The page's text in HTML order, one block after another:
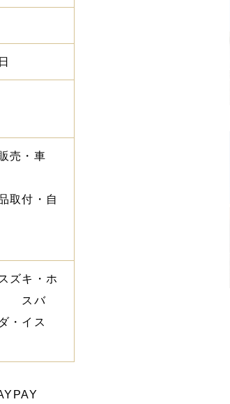
売・車
取付・自
ズキ・ホ
スバ
・イス